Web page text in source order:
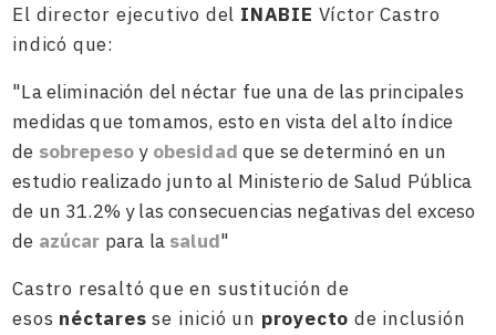
El director ejecutivo del INABIE Víctor Castro
indicó que:
"La eliminación del néctar fue una de las principales
medidas que tomamos, esto en vista del alto índice
de sobrepeso y obesidad que se determinó en un
estudio realizado junto al Ministerio de Salud Pública
de un 31.2% y las consecuencias negativas del exceso
de azúcar para la salud"
Castro resaltó que en sustitución de
esos néctares se inició un proyecto de inclusión